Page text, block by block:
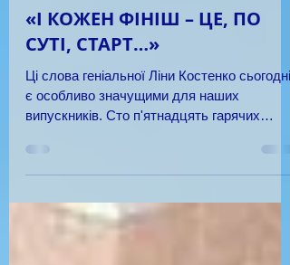
30 черв. 2022 р.
«І КОЖЕН ФІНІШ – ЦЕ, ПО
СУТІ, СТАРТ…»
Ці слова геніальної Ліни Костенко сьогодні
випускників. Сто п'ятнадцять гарячих
сердець залишають сьогодні...